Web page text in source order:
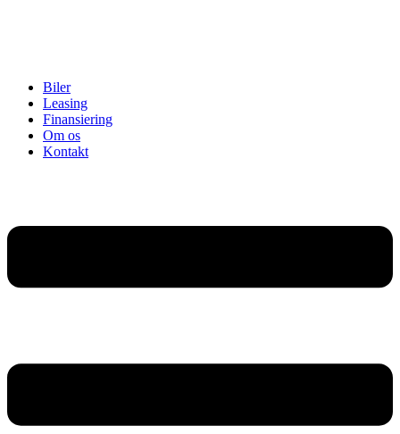
Biler
Leasing
Finansiering
Om os
Kontakt